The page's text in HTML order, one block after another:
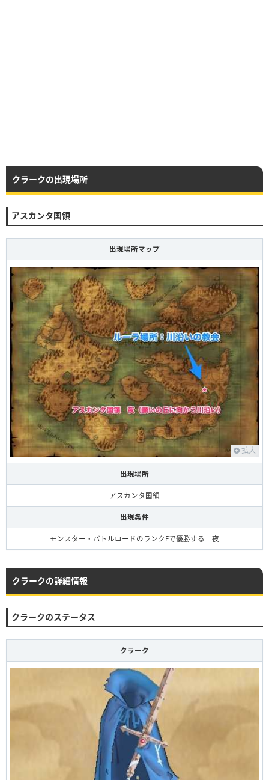
クラークの出現場所
アスカンタ国領
出現場所マップ
拡大
出現場所
アスカンタ国領
出現条件
モンスター・バトルロードのランクFで優勝する｜夜
クラークの詳細情報
クラークのステータス
クラーク